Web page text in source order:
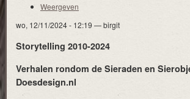
Primaire
tabs
Weergeven
wo, 12/11/2024 - 12:19 —birgit
Storytelling 2010-2024
Verhalen rondom de Sieraden en
Doesdesign.nl